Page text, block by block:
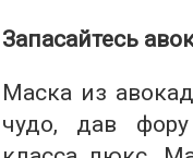
Запасайтесь
Маска из
чудо, дав